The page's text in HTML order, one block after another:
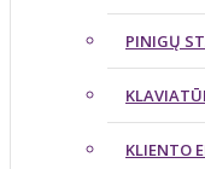
PINIGŲ
KLIENTO